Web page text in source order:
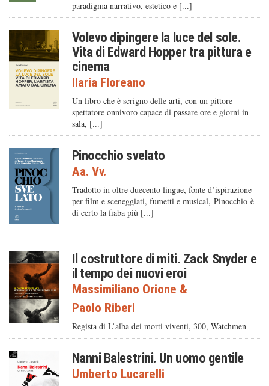
paradigma narrativo, estetico e [...]
Volevo dipingere la luce del sole.
Vita di Edward Hopper tra pittura e
cinema
Ilaria Floreano
Un libro che è scrigno delle arti, con un pittore-
spettatore onnivoro capace di passare ore e giorni in
sala, [...]
Pinocchio svelato
Aa. Vv.
Tradotto in oltre duecento lingue, fonte d’ispirazione
per film e sceneggiati, fumetti e musical, Pinocchio è
di certo la fiaba più [...]
Il costruttore di miti. Zack Snyder e
il tempo dei nuovi eroi
Massimiliano Orione &
Paolo Riberi
Regista di L’alba dei morti viventi, 300, Watchmen
Nanni Balestrini. Un uomo gentile
Umberto Lucarelli